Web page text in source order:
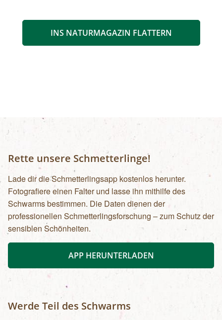
INS NATURMAGAZIN FLATTERN
Rette unsere Schmetterlinge!
Lade dir die Schmetterlingsapp kostenlos herunter.
Fotografiere einen Falter und lasse ihn mithilfe des
Schwarms bestimmen. Die Daten dienen der
professionellen Schmetterlingsforschung – zum Schutz der
sensiblen Schönheiten.
APP HERUNTERLADEN
Werde Teil des Schwarms